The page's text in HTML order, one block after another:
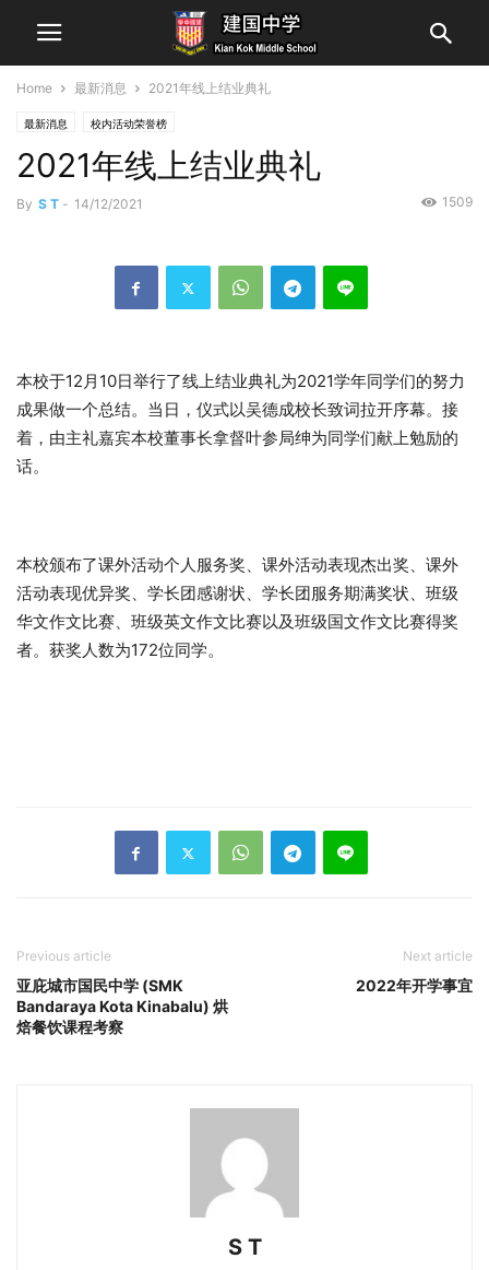
Home 最新消息 2021年线上结业典礼
最新消息 校内活动荣誉榜
2021年线上结业典礼
By S T - 14/12/2021 1509
本校于12月10日举行了线上结业典礼为2021学年同学们的努力
成果做一个总结。当日，仪式以吴德成校长致词拉开序幕。接
着，由主礼嘉宾本校董事长拿督叶参局绅为同学们献上勉励的
话。
本校颁布了课外活动个人服务奖、课外活动表现杰出奖、课外
活动表现优异奖、学长团感谢状、学长团服务期满奖状、班级
华文作文比赛、班级英文作文比赛以及班级国文作文比赛得奖
者。获奖人数为172位同学。
Previous article
亚庇城市国民中学 (SMK
Bandaraya Kota Kinabalu) 烘
焙餐饮课程考察
Next article
2022年开学事宜
S T